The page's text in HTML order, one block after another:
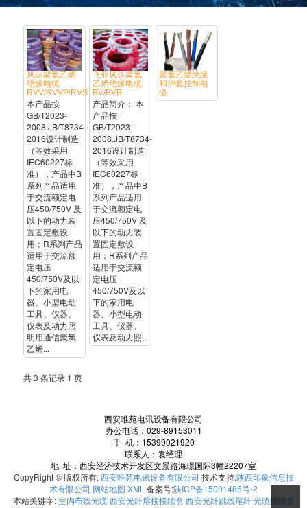
凤达聚氯乙烯
绝缘电缆
RVV/RVVP/RVS
本产品按
GB/T2023-
2008.JB/T8734-
2016设计制造
（等效采用
IEC60227标
准），产品中B
系列产品适用
于交流额定电
压450/750V 及
以下的动力装
置固定敷设
用；R系列产品
适用于交流额
定电压
450/750V及以
下的家用电
器、小型电动
工具、仪器、
仪表及动力照
明用通信聚氯
乙烯...
飞亚凤达聚氯
乙烯绝缘电缆
BV/BVR
产品简介： 本
产品按
GB/T2023-
2008.JB/T8734-
2016设计制造
（等效采用
IEC60227标
准），产品中B
系列产品适用
于交流额定电
压450/750V 及
以下的动力装
置固定敷设
用；R系列产品
适用于交流额
定电压
450/750V及以
下的家用电
器、小型电动
工具、仪器、
仪表及动力照...
聚氯乙烯绝缘
和护套控制电
缆
共 3 条记录 1 页
西安唯苑电讯设备有限公司
办公电话：029-89153011
手 机：15399021920
联系人：袁经理
地 址：西安经济技术开发区文景路海璟国际3幢22207室
CopyRight © 版权所有:西安唯苑电讯设备有限公司 技术支持:陕西印象信息技
术有限公司 网站地图 XML 备案号:陕ICP备15001486号-2
本站关键字:室内布线光缆 西安光纤熔接接续盒 西安光纤跳线尾纤 光缆接续盒